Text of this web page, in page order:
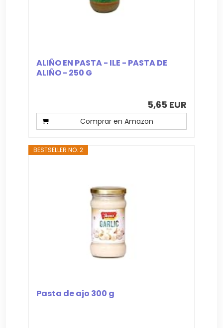
ALIÑO EN PASTA - ILE - PASTA DE
ALIÑO - 250 G
5,65 EUR
Comprar en Amazon
BESTSELLER NO. 2
Pasta de ajo 300 g